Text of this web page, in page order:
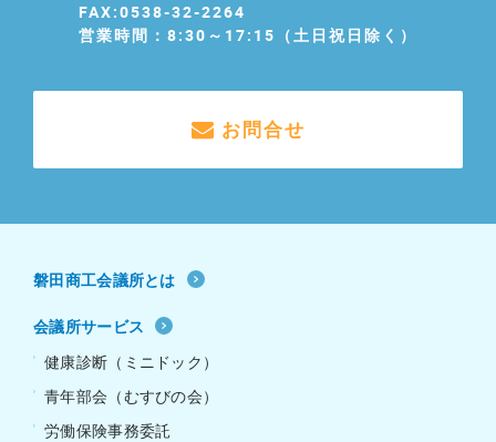
FAX:0538-32-2264
営業時間：8:30～17:15（土日祝日除く）
お問合せ
磐田商工会議所とは
会議所サービス
健康診断（ミニドック）
青年部会（むすびの会）
労働保険事務委託